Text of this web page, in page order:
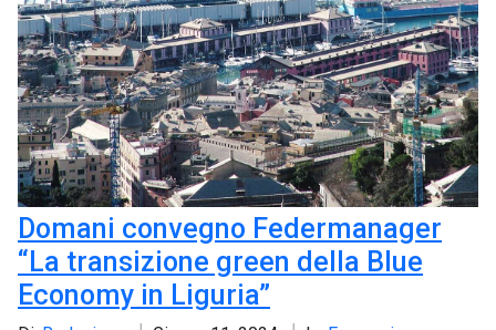
Domani convegno Federmanager
“La transizione green della Blue
Economy in Liguria”